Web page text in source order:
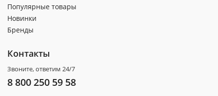
Популярные товары
Новинки
Бренды
Контакты
Звоните, ответим 24/7
8 800 250 59 58